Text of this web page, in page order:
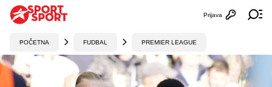
Otvori
Prijava
POČETNA FUDBAL PREMIER LEAGUE